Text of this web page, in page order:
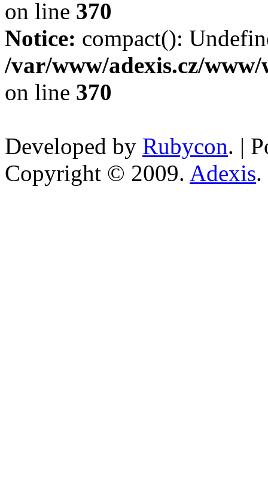
on line 370
Notice: compact():
/var/www/adexis.cz/
on line 370
Developed by Rubycon. |
Copyright © 2009. Adexis.